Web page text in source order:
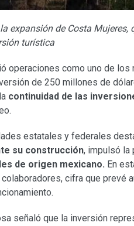
expansión de Costa
turística
operaciones como uno de
de 250 millones de
continuidad de las
estatales y federales
su construcción, impulsó la
de origen mexicano. En
cifra que prevé
señaló que la inversión